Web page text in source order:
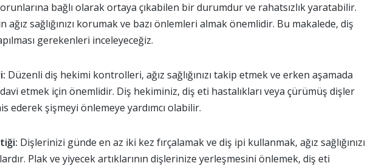
bağlı olarak ortaya çıkabilen bir durumdur ve rahatsızlık yaratabilir.
sağlığınızı korumak ve bazı önlemleri almak önemlidir. Bu makalede, diş
gerekenleri inceleyeceğiz.
Düzenli diş hekimi kontrolleri, ağız sağlığınızı takip etmek ve erken aşamada
etmek için önemlidir. Diş hekiminiz, diş eti hastalıkları veya çürümüş dişler
ederek şişmeyi önlemeye yardımcı olabilir.
Dişlerinizi günde en az iki kez fırçalamak ve diş ipi kullanmak, ağız sağlığınızı
Plak ve yiyecek artıklarının dişlerinize yerleşmesini önlemek, diş eti